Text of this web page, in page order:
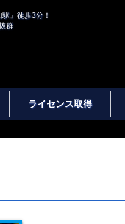
』徒歩3分！
群
ライセンス取得